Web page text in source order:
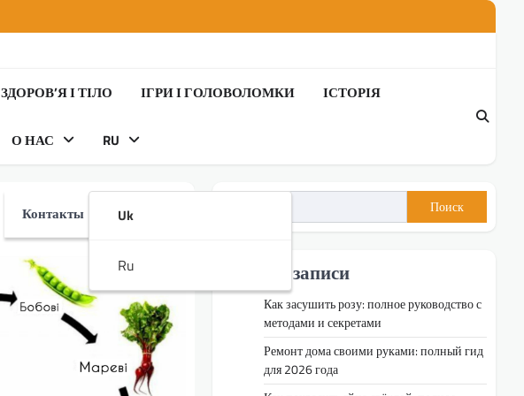
ЗДОРОВ’Я І ТІЛО ІГРИ І ГОЛОВОЛОМКИ ІСТОРІЯ
О НАС
Контакты
RU
Uk
Ru
Поиск
Недавні записи
Как засушить розу: полное руководство с
методами и секретами
Ремонт дома своими руками: полный гид
для 2026 года